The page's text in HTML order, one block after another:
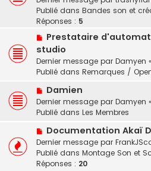
e
e
s
s
a
g
e
v
e
a
u
m
e
s
a
g
e
Publié dans Bandes son et
Réponses : 5
N
o
v
a
u
m
s
s
a
g
Prestataire
studio
Dernier message par Damyen «
Publié dans Remarques /
N
o
u
e
a
u
m
Damien
Dernier message par Damyen «
Publié dans Les Membres
N
o
u
v
Documentation Akaï
Dernier message par
Publié dans Montage Son et
Réponses : 20